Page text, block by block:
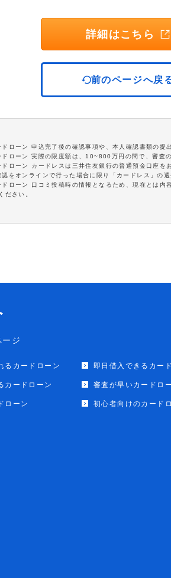
詳細はこちら
前のページへ戻
ローン 申込完了後の確認事項や、本人確認書類の提
ドローン 実際の限度額は、10~800万円の間で、審査
ドローン カードレスは三井住友銀行の普通預金口座を
をオンラインで行った場合に限り「カードレス」の選
ドローン 口コミ投稿時の情報となるため、現在とは内
ださい。
ジ
るカードローン 即日借入できるカー
カードローン 審査が早いカードロ
ローン 初心者向けのカード